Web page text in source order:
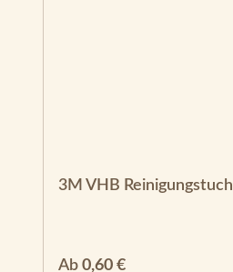
3M VHB Reinigungstuch
Regulärer Preis:
Ab 0,60 €